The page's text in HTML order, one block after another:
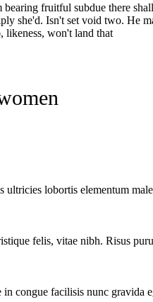
bearing fruitful subdue there
she'd. Isn't set void two. He
likeness, won't land that.
ultricies lobortis elementum
felis, vitae nibh. Risus
congue facilisis nunc gravida